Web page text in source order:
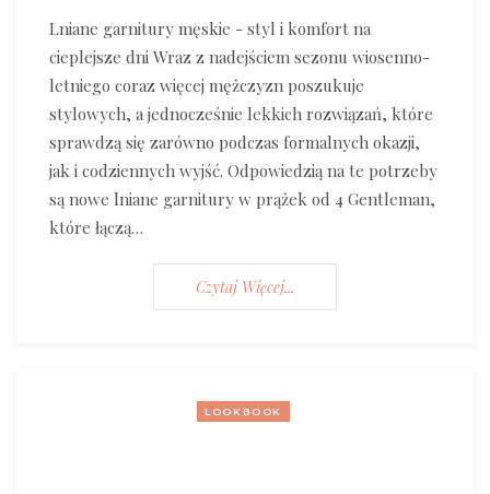
Lniane garnitury męskie - styl i komfort na
cieplejsze dni Wraz z nadejściem sezonu wiosenno-
letniego coraz więcej mężczyzn poszukuje
stylowych, a jednocześnie lekkich rozwiązań, które
sprawdzą się zarówno podczas formalnych okazji,
jak i codziennych wyjść. Odpowiedzią na te potrzeby
są nowe lniane garnitury w prążek od 4 Gentleman,
które łączą…
Czytaj Więcej...
LOOKBOOK